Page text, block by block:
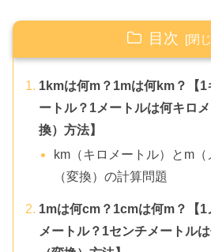
目次
1kmは何m？1mは何km？【1
ートル？1メートルは何キロ
換）方法】
km（キロメートル）とm
（変換）の計算問題
1mは何cm？1cmは何m？【1
メートル？1センチメートル